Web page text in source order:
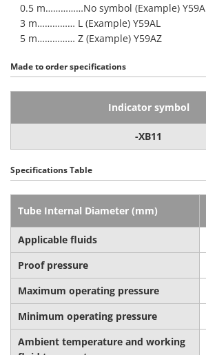
0.5 m……………No symbol (Example) Y59A
3 m…………… L (Example) Y59AL
5 m…………… Z (Example) Y59AZ
Made to order specifications
Indicator symbol
-XB11
Specifications Table
Tube Internal Diameter (mm)
Applicable fluids
Proof pressure
Maximum operating pressure
Minimum operating pressure
Ambient temperature and working